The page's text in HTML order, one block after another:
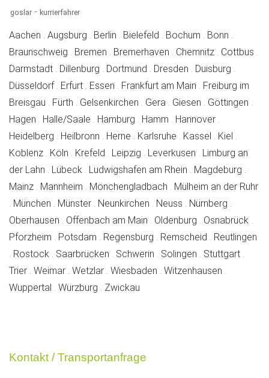
goslar - kurrierfahrer
Aachen offene
. Augsburg offene
. Berlin offene
. Bielefeld offene
. Bochum offene
. Bonn .
Braunschweig
offene
. Bremen offene
. Bremerhaven offene
. Chemnitz offene
. Cottbus .
Darmstadt
offene
. Dillenburg offene
. Dortmund offene
. Dresden offene
. Duisburg .
Düsseldorf offene
. Erfurt offene
. Essen offene
. Frankfurt am Main offene
. Freiburg im
Breisgau
offene
. Fürth offene
. Gelsenkirchen offene
. Gera offene
. Giesen offene
. Göttingen .
Hagen
offene
. Halle/Saale offene
. Hamburg offene
. Hamm offene
. Hannover .
Heidelberg
offene
. Heilbronn offene
. Herne offene
. Karlsruhe offene
. Kassel offene
. Kiel .
Koblenz
offene
. Köln offene
. Krefeld offene
. Leipzig offene
. Leverkusen offene
. Limburg an
der Lahn
offene
. Lübeck offene
. Ludwigshafen am Rhein offene
. Magdeburg .
Mainz
offene
. Mannheim offene
. Mönchengladbach offene
. Mülheim an der Ruhr
offene
. München offene
. Münster offene
. Neunkirchen offene
. Neuss offene
. Nürnberg .
Oberhausen
offene
. Offenbach am Main offene
. Oldenburg offene
. Osnabrück .
Pforzheim
offene
. Potsdam offene
. Regensburg offene
. Remscheid offene
. Reutlingen
offene
. Rostock offene
. Saarbrücken offene
. Schwerin offene
. Solingen offene
. Stuttgart .
Trier offene
. Weimar offene
. Wetzlar offene
. Wiesbaden offene
. Witzenhausen .
Wuppertal
offene
. Würzburg offene
. Zwickau
Kontakt / Transportanfrage